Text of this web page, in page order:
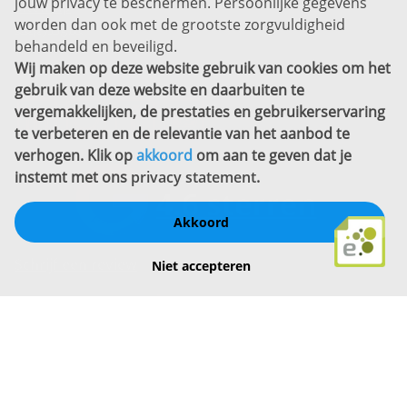
Sitemap
Copyright
Bekijk ook eens
worden dan ook met de grootste zorgvuldigheid
behandeld en beveiligd.
Wij maken op deze website gebruik van cookies om het
gebruik van deze website en daarbuiten te
vergemakkelijken, de prestaties en gebruikerservaring
te verbeteren en de relevantie van het aanbod te
verhogen. Klik opakkoord om aan te geven dat je
instemt met ons privacy statement.
Akkoord
Niet accepteren